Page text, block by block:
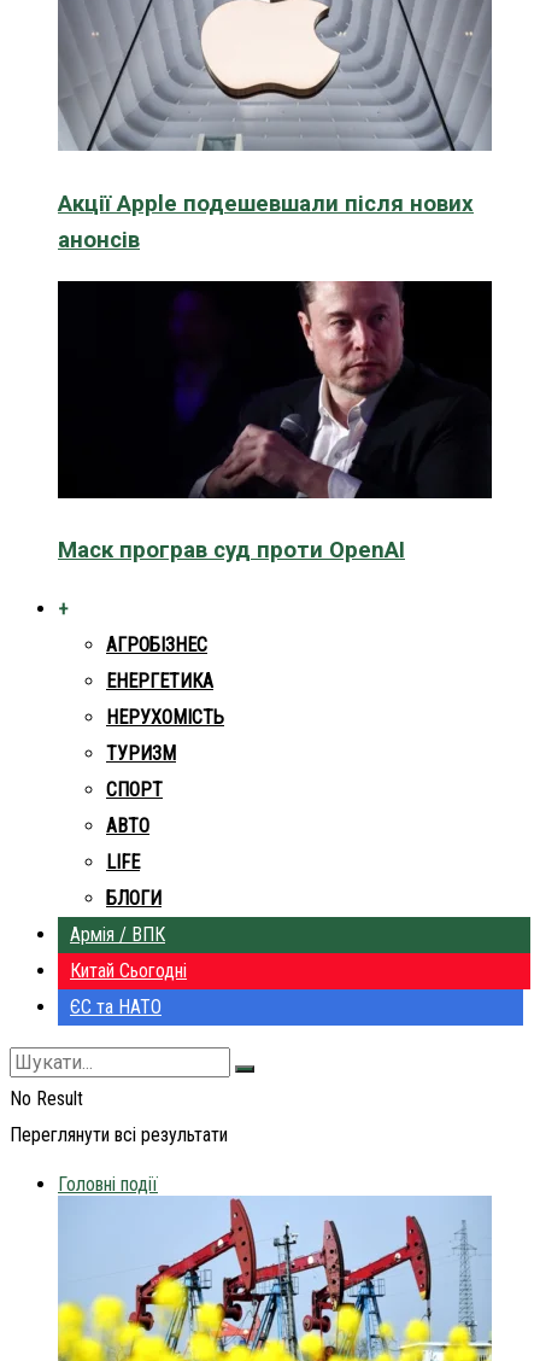
Акції Apple подешевшали після нових
анонсів
Маск програв суд проти OpenAI
+
АГРОБІЗНЕС
ЕНЕРГЕТИКА
НЕРУХОМІСТЬ
ТУРИЗМ
СПОРТ
АВТО
LIFE
БЛОГИ
Армія / ВПК
Китай Сьогодні
ЄС та НАТО
No Result
Переглянути всі результати
Головні події